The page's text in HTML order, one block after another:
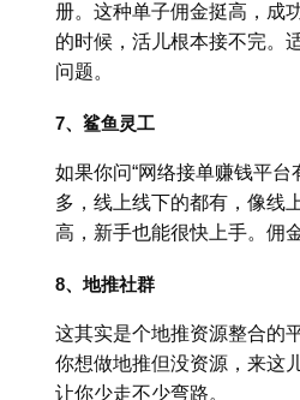
册。这种单子佣金挺高，成
的时候，活儿根本接不完。
问题。
7、鲨鱼灵工
如果你问“网络接单赚钱平台
多，线上线下的都有，像线
高，新手也能很快上手。佣
8、地推社群
这其实是个地推资源整合的
你想做地推但没资源，来这
让你少走不少弯路。